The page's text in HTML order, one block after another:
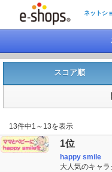
ネットシ
スコア順
13件中1～13を表示
1位
happy smile
大人気のキャ